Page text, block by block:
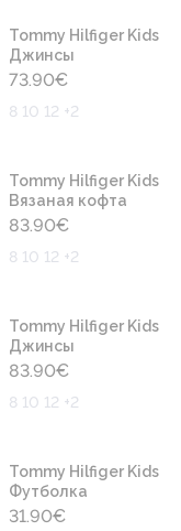
Tommy Hilfiger Kids
Джинсы
73.90€
8 10 12 +2
Tommy Hilfiger Kids
Вязаная кофта
83.90€
8 10 12 +2
Tommy Hilfiger Kids
Джинсы
83.90€
8 10 12 +2
Tommy Hilfiger Kids
Футболка
31.90€